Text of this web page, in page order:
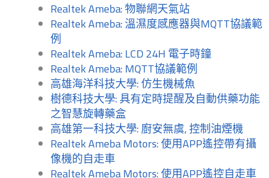
Realtek Ameba: 物聯網天氣站
Realtek Ameba: 溫濕度感應器與MQTT協議範
例
Realtek Ameba: LCD 24H 電子時鐘
Realtek Ameba: MQTT協議範例
高雄海洋科技大學: 仿生機械魚
樹德科技大學: 具有定時提醒及自動供藥功能
之智慧旋轉藥盒
高雄第一科技大學: 廚安無虞, 控制油煙機
Realtek Ameba Motors: 使用APP遙控帶有攝
像機的自走車
Realtek Ameba Motors: 使用APP遙控自走車